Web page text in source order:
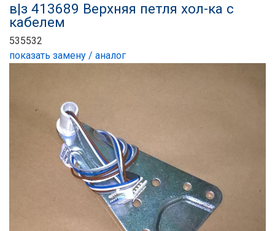
в|з 413689 Верхняя петля хол-ка с
кабелем
535532
показать замену / аналог